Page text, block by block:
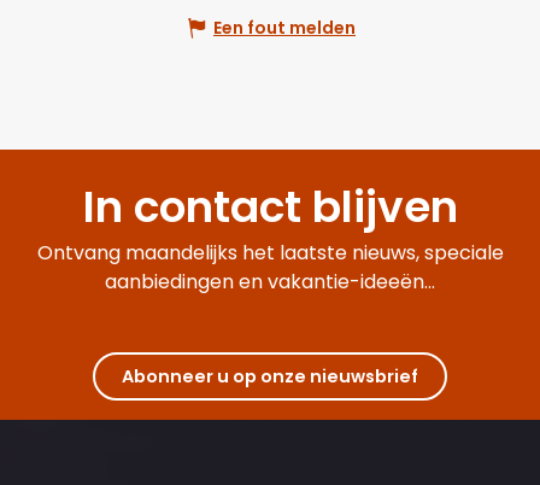
Een fout melden
In contact blijven
Ontvang maandelijks het laatste nieuws, speciale
aanbiedingen en vakantie-ideeën...
Abonneer u op onze nieuwsbrief